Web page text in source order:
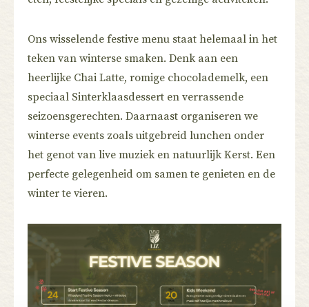
Ons wisselende festive menu staat helemaal in het
teken van winterse smaken. Denk aan een
heerlijke Chai Latte, romige chocolademelk, een
speciaal Sinterklaasdessert en verrassende
seizoensgerechten. Daarnaast organiseren we
winterse events zoals uitgebreid lunchen onder
het genot van live muziek en natuurlijk Kerst. Een
perfecte gelegenheid om samen te genieten en de
winter te vieren.